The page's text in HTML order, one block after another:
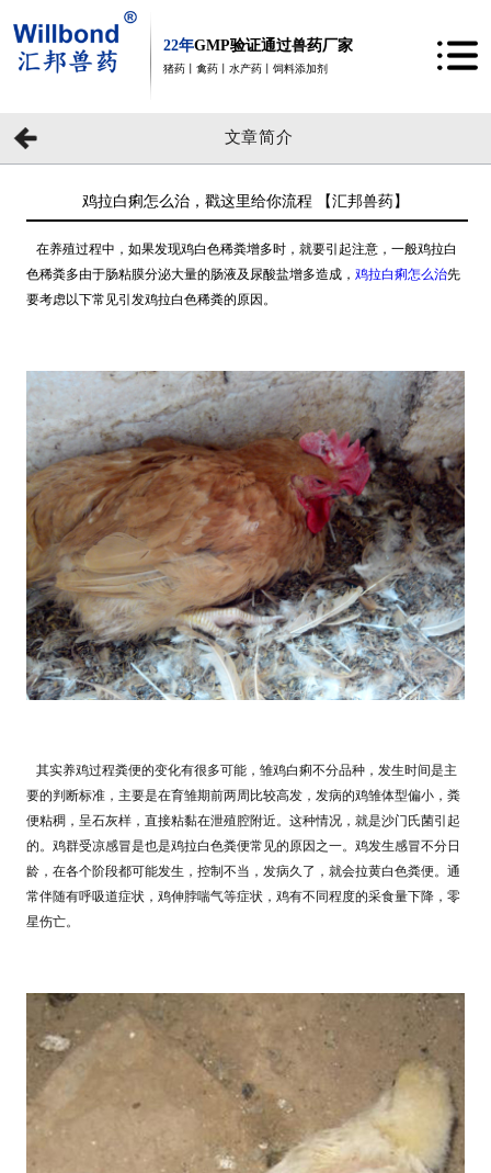
22年GMP验证通过兽药厂家
猪药丨禽药丨水产药丨饲料添加剂
文章简介
鸡拉白痢怎么治，戳这里给你流程 【汇邦兽药】
在养殖过程中，如果发现鸡白色稀粪增多时，就要引起注意，一般鸡拉白
色稀粪多由于肠粘膜分泌大量的肠液及尿酸盐增多造成， 鸡拉白痢怎么治先
要考虑以下常见引发鸡拉白色稀粪的原因。
其实养鸡过程粪便的变化有很多可能， 雏鸡白痢不分品种，发生时间是主
要的判断标准，主要是在育雏期前两周比较高发，发病的鸡雏体型偏小，粪
便粘稠，呈石灰样，直接粘黏在泄殖腔附近。这种情况，就是沙门氏菌引起
的。鸡群受凉感冒是也是鸡拉白色粪便常见的原因之一。鸡发生感冒不分日
龄，在各个阶段都可能发生，控制不当，发病久了，就会拉黄白色粪便。通
常伴随有呼吸道症状，鸡伸脖喘气等症状，鸡有不同程度的采食量下降，零
星伤亡。